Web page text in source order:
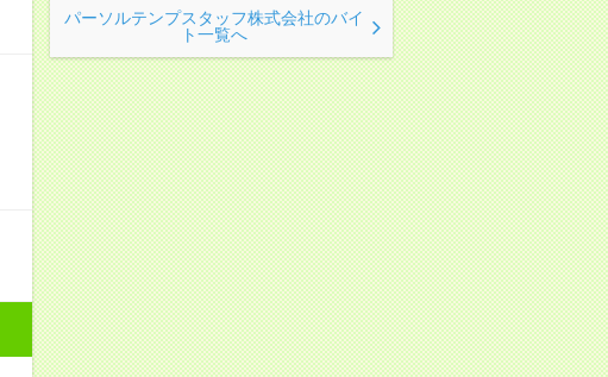
パーソルテンプスタッフ株式会社のバイ
ト一覧へ